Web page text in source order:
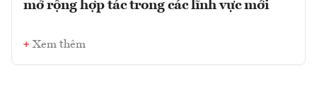
mở rộng hợp tác trong các lĩnh vực mới
Xem thêm